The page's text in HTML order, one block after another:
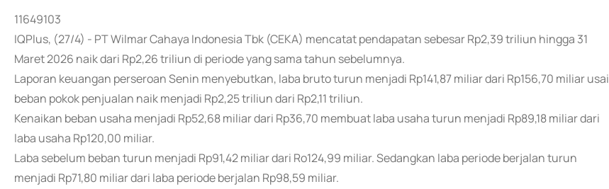
11649103
IQPlus, (27/4) - PT Wilmar Cahaya Indonesia Tbk (CEKA) mencatat pendapatan sebesar Rp2,39 triliun hingga 31
Maret 2026 naik dari Rp2,26 triliun di periode yang sama tahun sebelumnya.
Laporan keuangan perseroan Senin menyebutkan, laba bruto turun menjadi Rp141,87 miliar dari Rp156,70 miliar usai
beban pokok penjualan naik menjadi Rp2,25 triliun dari Rp2,11 triliun.
Kenaikan beban usaha menjadi Rp52,68 miliar dari Rp36,70 membuat laba usaha turun menjadi Rp89,18 miliar dari
laba usaha Rp120,00 miliar.
Laba sebelum beban turun menjadi Rp91,42 miliar dari Ro124,99 miliar. Sedangkan laba periode berjalan turun
menjadi Rp71,80 miliar dari laba periode berjalan Rp98,59 miliar.